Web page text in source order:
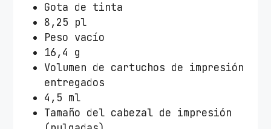
Gota de tinta
8,25 pl
Peso vacío
16,4 g
Volumen de cartuchos de impresión
entregados
4,5 ml
Tamaño del cabezal de impresión